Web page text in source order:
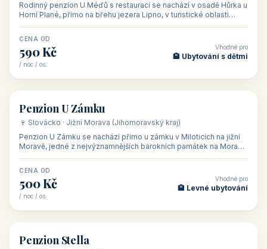
Rodinný penzion U Méďů s restaurací se nachází v osadě Hůrka u
Horní Plané, přímo na břehu jezera Lipno, v turistické oblasti
CENA OD
590 Kč
/ noc / os.
Vhodné pro
🏨 Ubytování s dětmi
🏡 penzion
Penzion U Zámku
🍷 Slovácko · Jižní Morava (Jihomoravský kraj)
Penzion U Zámku se nachází přímo u zámku v Miloticích na jižní
Moravě, jedné z nejvýznamnějších barokních památek na Moravě,
CENA OD
500 Kč
/ noc / os.
Vhodné pro
🏨 Levné ubytování
🏡 penzion
Penzion Stella